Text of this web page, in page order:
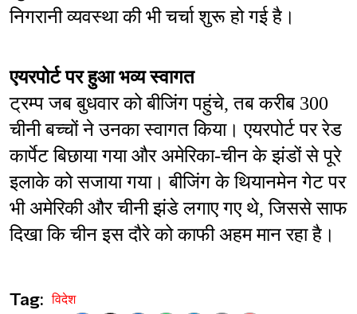
निगरानी व्यवस्था की भी चर्चा शुरू हो गई है।
एयरपोर्ट पर हुआ भव्य स्वागत
ट्रम्प जब बुधवार को बीजिंग पहुंचे, तब करीब 300
चीनी बच्चों ने उनका स्वागत किया। एयरपोर्ट पर रेड
कार्पेट बिछाया गया और अमेरिका-चीन के झंडों से पूरे
इलाके को सजाया गया। बीजिंग के थियानमेन गेट पर
भी अमेरिकी और चीनी झंडे लगाए गए थे, जिससे साफ
दिखा कि चीन इस दौरे को काफी अहम मान रहा है।
Tag: विदेश